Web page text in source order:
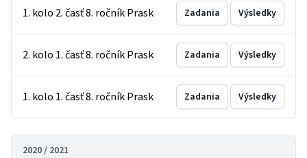
1. kolo 2. časť 8. ročník Prask Zadania Výsledky
2. kolo 1. časť 8. ročník Prask Zadania Výsledky
1. kolo 1. časť 8. ročník Prask Zadania Výsledky
2020 / 2021